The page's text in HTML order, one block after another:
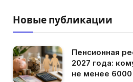
Новые публикации
Пенсионная
2027 года:
не менее 6000